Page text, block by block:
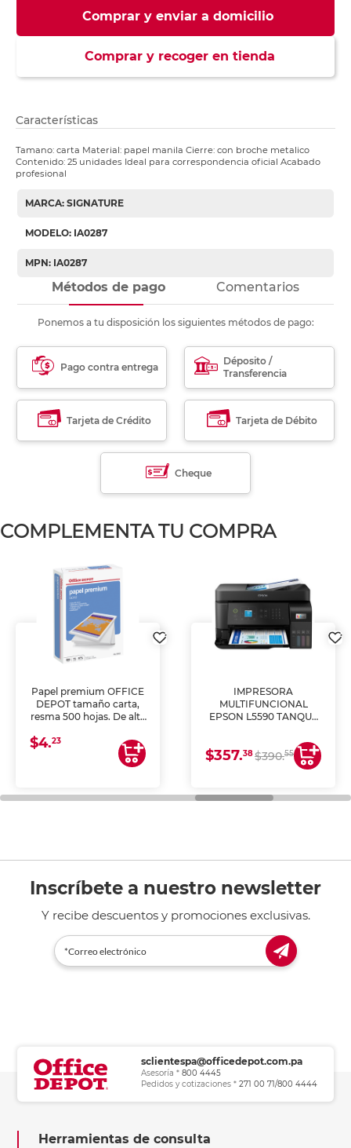
Comprar y enviar a domicilio
Comprar y recoger en tienda
Características
Tamano: carta Material: papel manila Cierre: con broche metalico
Contenido: 25 unidades Ideal para correspondencia oficial Acabado
profesional
MARCA: SIGNATURE
MODELO: IA0287
MPN: IA0287
Métodos de pago Comentarios
Ponemos a tu disposición los siguientes métodos de pago:
Pago contra entrega
Déposito /
Transferencia
Tarjeta de Crédito Tarjeta de Débito
Cheque
COMPLEMENTA TU COMPRA
Papel premium OFFICE
DEPOT tamaño carta,
resma 500 hojas. De alta
uniforme, ideal para
impresoras de inyección
de tinta y láser,
general de oficina.
$4.23
IMPRESORA
MULTIFUNCIONAL
EPSON L5590 TANQUE
COPIA Y ESCANEA)
$357.38$390.55
Inscríbete a nuestro newsletter
Y recibe descuentos y promociones exclusivas.
sclientespa@officedepot.com.pa
Asesoría * 800 4445
Pedidos y cotizaciones * 271 00 71/800 4444
Herramientas de consulta